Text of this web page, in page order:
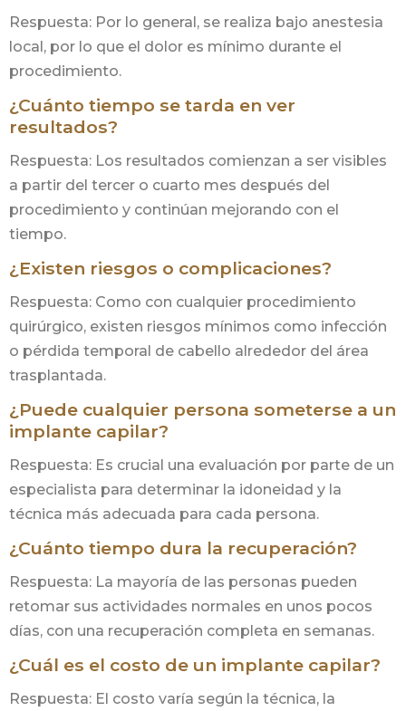
Respuesta: Por lo general, se realiza bajo anestesia
local, por lo que el dolor es mínimo durante el
procedimiento.
¿Cuánto tiempo se tarda en ver
resultados?
Respuesta: Los resultados comienzan a ser visibles
a partir del tercer o cuarto mes después del
procedimiento y continúan mejorando con el
tiempo.
¿Existen riesgos o complicaciones?
Respuesta: Como con cualquier procedimiento
quirúrgico, existen riesgos mínimos como infección
o pérdida temporal de cabello alrededor del área
trasplantada.
¿Puede cualquier persona someterse a un
implante capilar?
Respuesta: Es crucial una evaluación por parte de un
especialista para determinar la idoneidad y la
técnica más adecuada para cada persona.
¿Cuánto tiempo dura la recuperación?
Respuesta: La mayoría de las personas pueden
retomar sus actividades normales en unos pocos
días, con una recuperación completa en semanas.
¿Cuál es el costo de un implante capilar?
Respuesta: El costo varía según la técnica, la